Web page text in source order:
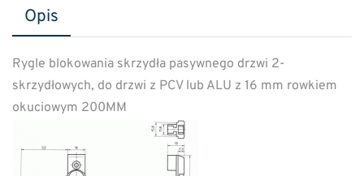
Opis
Rygle blokowania skrzydła pasywnego drzwi 2-
skrzydłowych, do drzwi z PCV lub ALU z 16 mm rowkiem
okuciowym 200MM